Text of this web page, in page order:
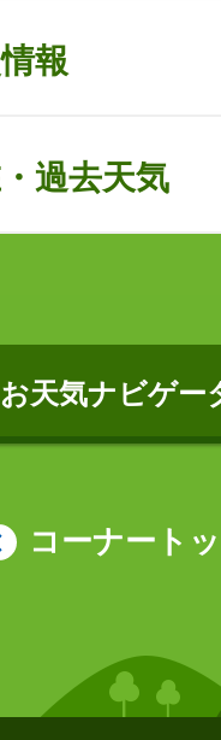
報
過去天気
お天気ナビゲー
コーナート